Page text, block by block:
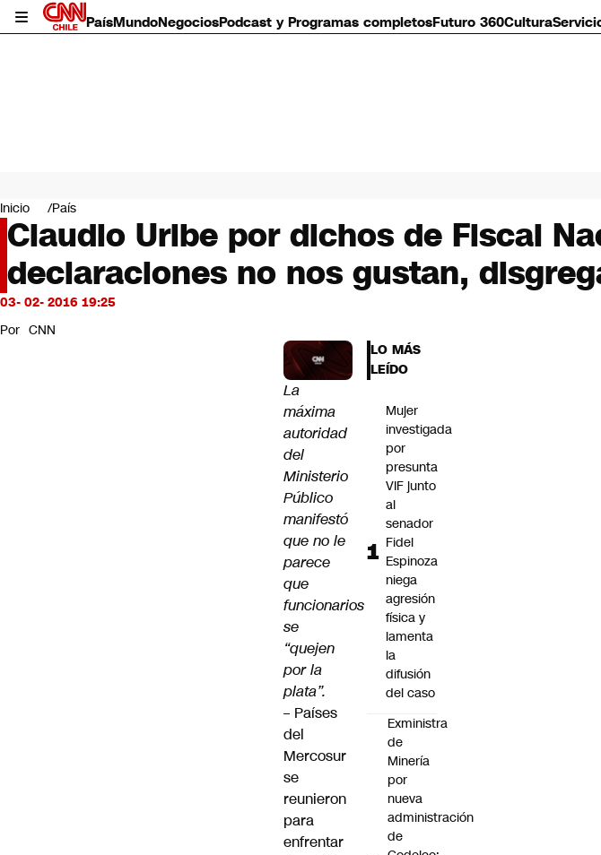
PaísMundoNegociosPodcast y Programas completosFuturo 360Cultura
Mundo
Negocios
Deportes
Programas completos
Cultura
Servicios
Bits
CNN Data
Inicio País
Claudio Uribe por dichos de Fiscal
declaraciones no nos gustan,
03- 02- 2016 19:25
Por CNN
La
máxima
autoridad
del
Ministerio
Público
manifestó
que no le
parece
que
funcionarios
se
“quejen
por la
plata”.
– Países
del
Mercosur
se
reunieron
para
enfrentar
LO MÁS
LEÍDO
Mujer
investigada
por
presunta
VIF junto
al
senador
Fidel
Espinoza
niega
agresión
física y
lamenta
la
difusión
del caso
Exministra
de
Minería
por
nueva
administración
de